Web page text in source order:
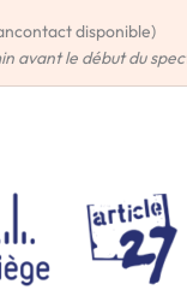
disponible)
avant le début du